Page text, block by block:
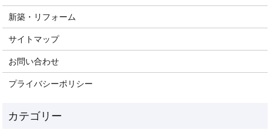
新築・リフォーム
サイトマップ
お問い合わせ
プライバシーポリシー